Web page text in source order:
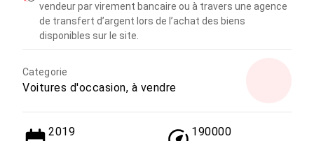
vendeur par virement bancaire ou à travers une agence
de transfert d’argent lors de l’achat des biens
disponibles sur le site.
Categorie
Voitures d'occasion, à vendre
2019 190000